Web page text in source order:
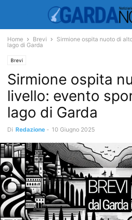
Home Brevi
Sirmione ospita nuoto di
lago di Garda
Brevi
Sirmione ospita
livello: evento
lago di Garda
Di Redazione - 10 Giugno 2025